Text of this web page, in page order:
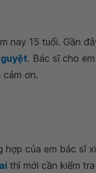
nay 15 tuổi. Gần
. Bác sĩ cho
cảm ơn.
hợp của em bác sĩ
thì mới cần kiểm